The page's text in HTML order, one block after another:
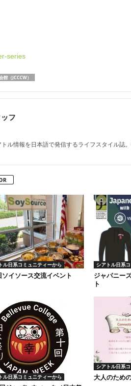
series
（JCCCW）
フ
ル情報を日本語で発信するライフスタイル誌。
ル日系コミュニティーから
ソイソース交流イベント
シアトル日系
ジャパニー
ト
ル日系コミュニティーから
シアトル日系
大人のため